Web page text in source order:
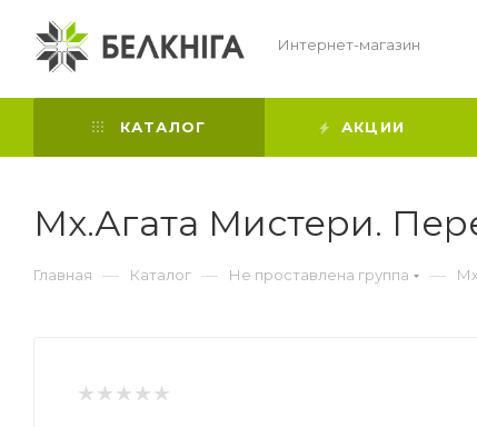
Интернет-магазин
КАТАЛОГ АКЦИИ
Мх.Агата Мистери.
Главная — Каталог — Не проставлена группа —